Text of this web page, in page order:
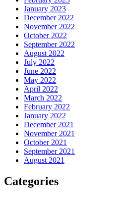
January 2023
December 2022
November 2022
October 2022
September 2022
August 2022
July 2022
June 2022
May 2022
April 2022
March 2022
February 2022
January 2022
December 2021
November 2021
October 2021
September 2021
August 2021
Categories